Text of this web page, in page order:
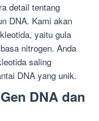
detail tentang
DNA. Kami akan
yaitu gula
nitrogen. Anda
saling
DNA yang unik.
DNA dan